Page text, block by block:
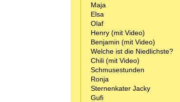
Maja
Elsa
Olaf
Henry (mit Video)
Benjamin (mit Video)
Welche ist die Niedlichste?
Chili (mit Video)
Schmusestunden
Ronja
Sternenkater Jacky
Gufi